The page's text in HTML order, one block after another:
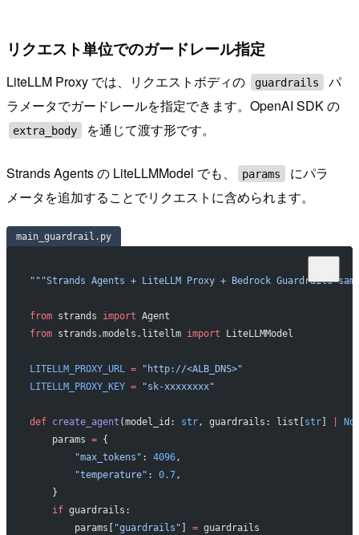
リクエスト単位でのガードレール指定
LiteLLM Proxy では、リクエストボディの guardrails
パ
ラメータでガードレールを指定できます。OpenAI SDK の
extra_body を通じて渡す形です。
Strands Agents の LiteLLMModel でも、 params
にパラ
メータを追加することでリクエストに含められます。
main_guardrail.py
"""Strands Agents + LiteLLM Proxy + Bedrock Guardrails
from strands import Agent
from strands.models.litellm import LiteLLMModel
LITELLM_PROXY_URL = "http://<ALB_DNS>"
LITELLM_PROXY_KEY = "sk-xxxxxxxx"
def create_agent (model_id: str, guardrails: list[ str]
    params
= {
        "max_tokens"
: 4096,
        "temperature"
: 0.7,
    }
    if
guardrails:
        params[
"guardrails" = guardrails